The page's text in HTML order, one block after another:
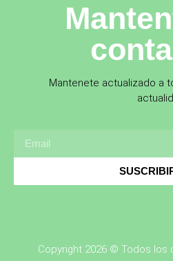
Mantenete actualizado a
Copyright 2026 © Todos los